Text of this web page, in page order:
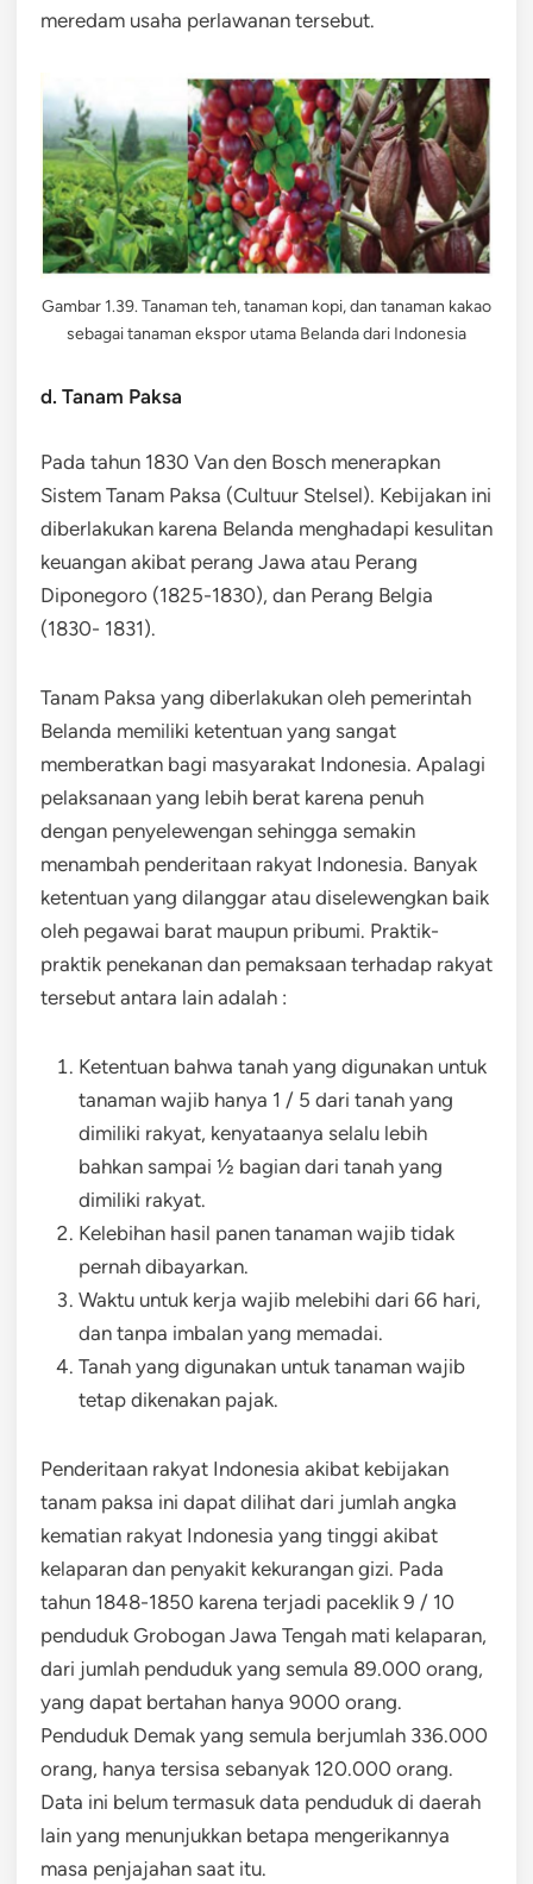
meredam usaha perlawanan tersebut.
Gambar 1.39. Tanaman teh, tanaman kopi, dan tanaman kakao
sebagai tanaman ekspor utama Belanda dari Indonesia
d. Tanam Paksa
Pada tahun 1830 Van den Bosch menerapkan
Sistem Tanam Paksa (Cultuur Stelsel). Kebijakan ini
diberlakukan karena Belanda menghadapi kesulitan
keuangan akibat perang Jawa atau Perang
Diponegoro (1825-1830), dan Perang Belgia
(1830- 1831).
Tanam Paksa yang diberlakukan oleh pemerintah
Belanda memiliki ketentuan yang sangat
memberatkan bagi masyarakat Indonesia. Apalagi
pelaksanaan yang lebih berat karena penuh
dengan penyelewengan sehingga semakin
menambah penderitaan rakyat Indonesia. Banyak
ketentuan yang dilanggar atau diselewengkan baik
oleh pegawai barat maupun pribumi. Praktik-
praktik penekanan dan pemaksaan terhadap rakyat
tersebut antara lain adalah :
Ketentuan bahwa tanah yang digunakan untuk
tanaman wajib hanya 1 / 5 dari tanah yang
dimiliki rakyat, kenyataanya selalu lebih
bahkan sampai ½ bagian dari tanah yang
dimiliki rakyat.
Kelebihan hasil panen tanaman wajib tidak
pernah dibayarkan.
Waktu untuk kerja wajib melebihi dari 66 hari,
dan tanpa imbalan yang memadai.
Tanah yang digunakan untuk tanaman wajib
tetap dikenakan pajak.
Penderitaan rakyat Indonesia akibat kebijakan
tanam paksa ini dapat dilihat dari jumlah angka
kematian rakyat Indonesia yang tinggi akibat
kelaparan dan penyakit kekurangan gizi. Pada
tahun 1848-1850 karena terjadi paceklik 9 / 10
penduduk Grobogan Jawa Tengah mati kelaparan,
dari jumlah penduduk yang semula 89.000 orang,
yang dapat bertahan hanya 9000 orang.
Penduduk Demak yang semula berjumlah 336.000
orang, hanya tersisa sebanyak 120.000 orang.
Data ini belum termasuk data penduduk di daerah
lain yang menunjukkan betapa mengerikannya
masa penjajahan saat itu.